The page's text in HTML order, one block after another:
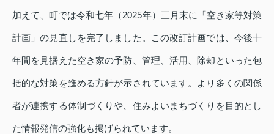
加えて、町では令和七年（2025年）三月末に「空き家等対策
計画」の見直しを完了しました。この改訂計画では、今後十
年間を見据えた空き家の予防、管理、活用、除却といった包
括的な対策を進める方針が示されています。より多くの関係
者が連携する体制づくりや、住みよいまちづくりを目的とし
た情報発信の強化も掲げられています。